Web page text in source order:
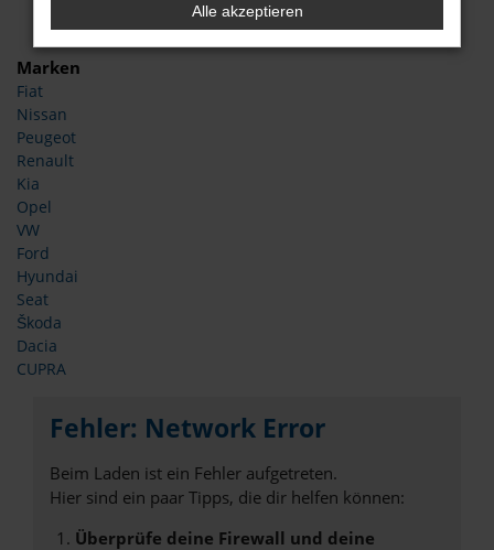
Marken
Fiat
Nissan
Peugeot
Renault
Kia
Opel
VW
Ford
Hyundai
Seat
Škoda
Dacia
CUPRA
Fehler: Network Error
Beim Laden ist ein Fehler aufgetreten.
Hier sind ein paar Tipps, die dir helfen können:
Überprüfe deine Firewall und deine
Alle akzeptieren